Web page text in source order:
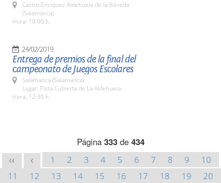
Castro Enriquez Aldehuela de la Bóveda
(Salamanca)
Hora: 10:00 h.
24/02/2019
Entrega de premios de la final del
campeonato de Juegos Escolares
Salamanca (Salamanca)
Lugar: Pista Cubierta de La Aldehuela
Hora: 12:30 h.
Página 333de 434
<< < 1 2 3 4 5 6 7 8 9
10
11
12 13 14 15 16 17 18 19
20